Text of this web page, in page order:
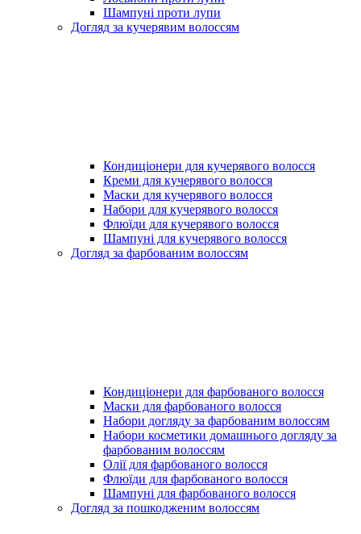
Шампуні проти лупи
Догляд за кучерявим волоссям
Кондиціонери для кучерявого волосся
Креми для кучерявого волосся
Маски для кучерявого волосся
Набори для кучерявого волосся
Флюїди для кучерявого волосся
Шампуні для кучерявого волосся
Догляд за фарбованим волоссям
Кондиціонери для фарбованого волосся
Маски для фарбованого волосся
Набори догляду за фарбованим волоссям
Набори косметики домашнього догляду за
фарбованим волоссям
Олії для фарбованого волосся
Флюїди для фарбованого волосся
Шампуні для фарбованого волосся
Догляд за пошкодженим волоссям